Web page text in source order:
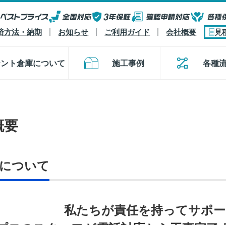
方法・納期 お知らせ ご利用ガイド 会社概要 見
ト倉庫について 施工事例 各種
要
ついて
私たちが責任を持ってサポ